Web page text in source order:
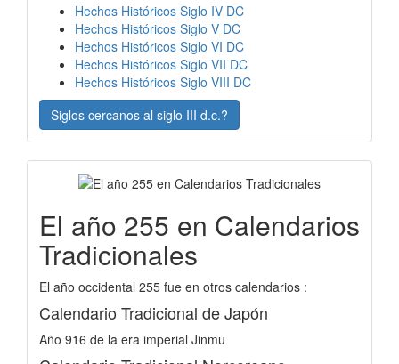
Hechos Históricos Siglo IV DC
Hechos Históricos Siglo V DC
Hechos Históricos Siglo VI DC
Hechos Históricos Siglo VII DC
Hechos Históricos Siglo VIII DC
Siglos cercanos al siglo III d.c.?
El año 255 en Calendarios
Tradicionales
El año occidental 255 fue en otros calendarios :
Calendario Tradicional de Japón
Año 916 de la era imperial Jinmu